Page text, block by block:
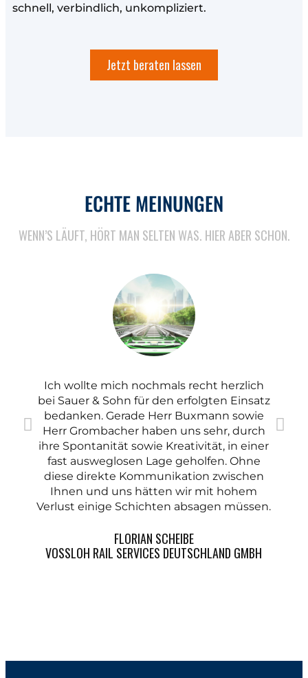
schnell, verbindlich, unkompliziert.
Jetzt beraten lassen
ECHTE MEINUNGEN
WENN’S LÄUFT, HÖRT MAN SELTEN WAS. HIER ABER SCHON.
Ich wollte mich nochmals recht herzlich
bei Sauer & Sohn für den erfolgten Einsatz
bedanken. Gerade Herr Buxmann sowie
Herr Grombacher haben uns sehr, durch
ihre Spontanität sowie Kreativität, in einer
fast ausweglosen Lage geholfen. Ohne
diese direkte Kommunikation zwischen
Ihnen und uns hätten wir mit hohem
Verlust einige Schichten absagen müssen.
FLORIAN SCHEIBE
VOSSLOH RAIL SERVICES DEUTSCHLAND GMBH